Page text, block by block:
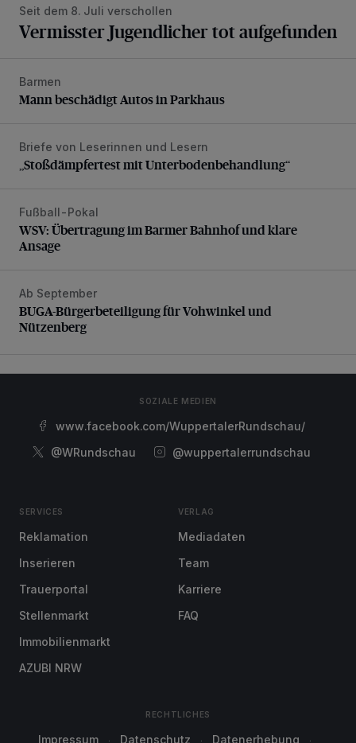
Seit dem 8. Juli verschollen
Vermisster Jugendlicher tot aufgefunden
Mann beschädigt Autos in Parkhaus
Barmen
Mann beschädigt Autos in Parkhaus
„Stoßdämpfertest mit Unterbodenbehandlung“
Briefe von Leserinnen und Lesern
„Stoßdämpfertest mit Unterbodenbehandlung“
WSV: Übertragung im Barmer Bahnhof und klare Ansage
Fußball-Pokal
WSV: Übertragung im Barmer Bahnhof und klare
Ansage
BUGA-Bürgerbeteiligung für Vohwinkel und Nützenberg
Ab September
BUGA-Bürgerbeteiligung für Vohwinkel und
Nützenberg
SOZIALE MEDIEN
www.facebook.com/WuppertalerRundschau/
@WRundschau
@wuppertalerrundschau
SERVICES
Reklamation
Inserieren
Trauerportal
Stellenmarkt
Immobilienmarkt
AZUBI NRW
VERLAG
Mediadaten
Team
Karriere
FAQ
RECHTLICHES
Impressum Datenschutz Datenerhebung